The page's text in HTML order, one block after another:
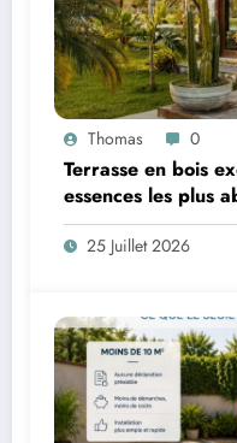
Thomas 0
Terrasse en bois
essences les plus
25 Juillet 2026